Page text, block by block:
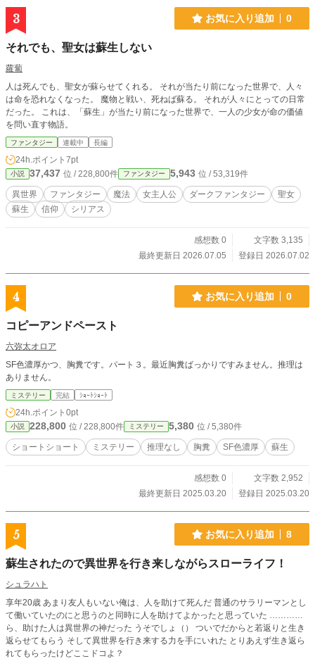
いた事を。 これは王家から捨てられた第4王子が、ゴミの様な領地を神から貰っ
た力で発展させていく物語。
3 お気に入り追加 0
それでも、聖女は蘇生しない
蘿蔔
人は死んでも、聖女が蘇らせてくれる。 それが当たり前になった世界で、人々
は命を恐れなくなった。 魔物と戦い、死ねば蘇る。 それが人々にとっての日常
だった。 これは、「蘇生」が当たり前になった世界で、一人の少女が命の価値
を問い直す物語。
ファンタジー 連載中 長編
24h.ポイント 7pt
小説 37,437 位 / 228,800件 ファンタジー 5,943 位 / 53,319件
異世界 ファンタジー 魔法 女主人公 ダークファンタジー
聖女
蘇生
信仰 シリアス
感想数 0
文字数 3,135
最終更新日 2026.07.05
登録日 2026.07.02
4 お気に入り追加 0
コピーアンドペースト
六弥太オロア
SF色濃厚かつ、胸糞です。パート３。最近胸糞ばっかりですみません。推理は
ありません。
ミステリー 完結 ｼｮｰﾄｼｮｰﾄ
24h.ポイント 0pt
小説 228,800 位 / 228,800件 ミステリー 5,380 位 / 5,380件
ショートショート ミステリー 推理なし 胸糞 SF色濃厚 蘇生
感想数 0
文字数 2,952
最終更新日 2025.03.20
登録日 2025.03.20
5 お気に入り追加 8
蘇生されたので異世界を行き来しながらスローライフ！
シュラハト
享年20歳 あまり友人もいない俺は、人を助けて死んだ 普通のサラリーマンとし
て働いていたのにと思うのと同時に人を助けてよかったと思っていた …………
ら、助けた人は異世界の神だった うそでしょ（） ついでだからと若返りと生き
返らせてもらう そして異世界を行き来する力を手にいれた とりあえず生き返ら
れてもらったけどここドコよ？